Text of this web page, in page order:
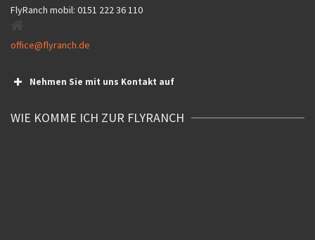
FlyRanch mobil: 0151 222 36 110
office@flyranch.de
Nehmen Sie mit uns Kontakt auf
WIE KOMME ICH ZUR FLYRANCH